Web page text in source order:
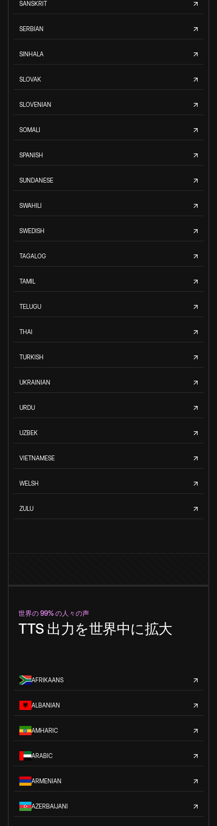
SANSKRIT
SERBIAN
SINHALA
SLOVAK
SLOVENIAN
SOMALI
SPANISH
SUNDANESE
SWAHILI
SWEDISH
TAGALOG
TAMIL
TELUGU
THAI
TURKISH
UKRAINIAN
URDU
UZBEK
VIETNAMESE
WELSH
ZULU
世界の 99% の人々の声
TTS 出力を世界中に拡大
AFRIKAANS
ALBANIAN
AMHARIC
ARABIC
ARMENIAN
AZERBAIJANI